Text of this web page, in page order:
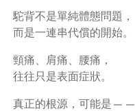
駝背不是單純體態問題，
而是一連串代償的開始。
頸痛、肩痛、腰痛，
往往只是表面症狀。
真正的根源，可能是——